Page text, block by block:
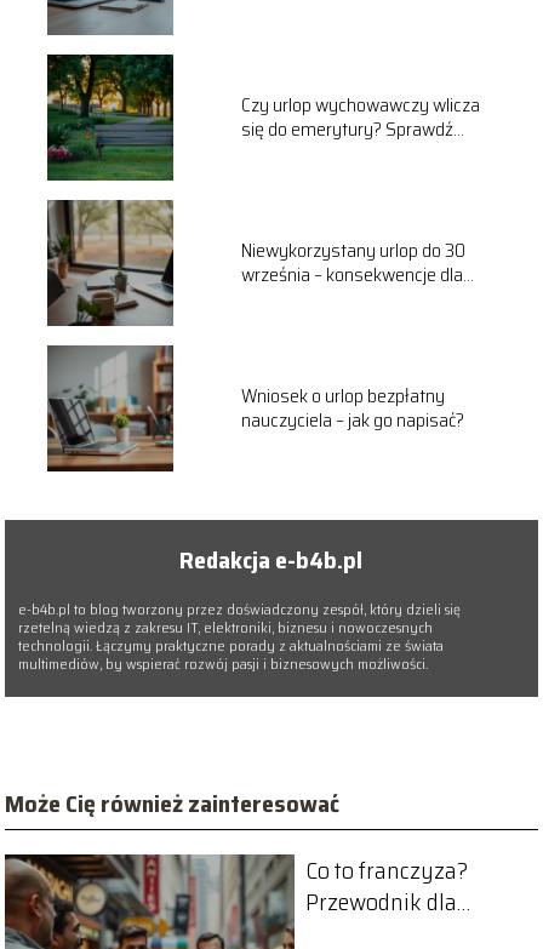
Czy urlop wychowawczy wlicza
się do emerytury? Sprawdź
Niewykorzystany urlop do 30
września – konsekwencje dla
Wniosek o urlop bezpłatny
nauczyciela – jak go napisać?
Redakcja e-b4b.pl
e-b4b.pl to blog tworzony przez doświadczony zespół, który dzieli się
rzetelną wiedzą z zakresu IT, elektroniki, biznesu i nowoczesnych
technologii. Łączymy praktyczne porady z aktualnościami ze świata
multimediów, by wspierać rozwój pasji i biznesowych możliwości.
Może Cię również zainteresować
Co to franczyza?
Przewodnik dla